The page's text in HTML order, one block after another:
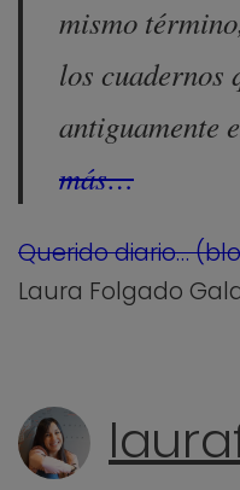
mismo
los cuadernos
antiguamente
más…
Querido diario…
Laura Folgado